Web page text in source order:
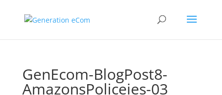
GenEcom-BlogPost8-
AmazonsPoliceies-03